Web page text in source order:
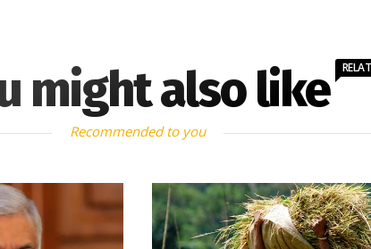
might also like
Recommended to you